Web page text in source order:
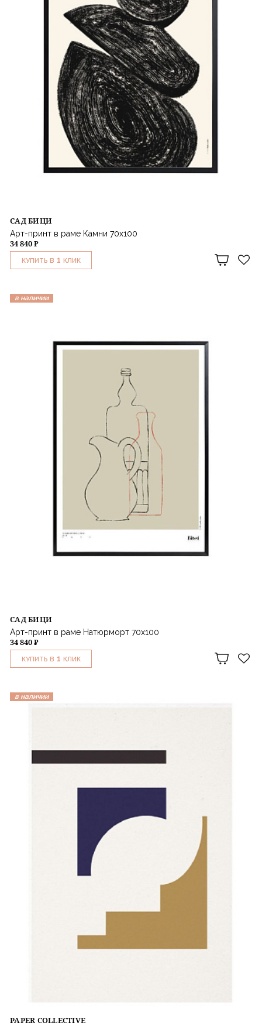
САД БИЦИ
Арт-принт в раме Камни 70x100
34 840 ₽
КУПИТЬ В 1 КЛИК
в наличии
САД БИЦИ
Арт-принт в раме Натюрморт 70x100
34 840 ₽
КУПИТЬ В 1 КЛИК
в наличии
PAPER COLLECTIVE